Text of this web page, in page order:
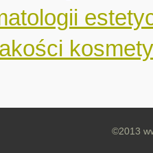
©2013